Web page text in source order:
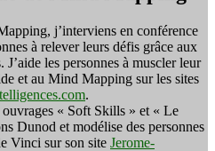
j’interviens en conférence
à relever leurs défis grâce aux
les personnes à muscler leur
et au Mind Mapping sur les sites
.
ouvrages « Soft Skills » et « Le
Dunod et modélise des personnes
Vinci sur son site Jerome-